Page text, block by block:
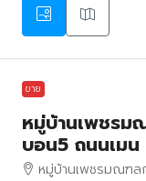
ขาย
หมู่บ้านเพชรม
บอน5 ถนนเม
หมู่บ้านเพชรมณฑล